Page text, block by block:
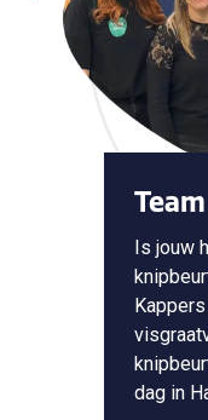
Is jouw
dag in